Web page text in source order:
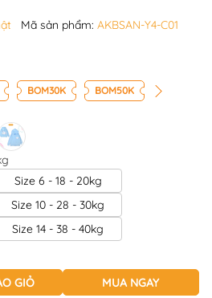
Mã sản phẩm: AKBSAN-Y4-C01
BOM30K BOM50K
Size 6 - 18 - 20kg
Size 10 - 28 - 30kg
Size 14 - 38 - 40kg
GIỎ MUA NGAY